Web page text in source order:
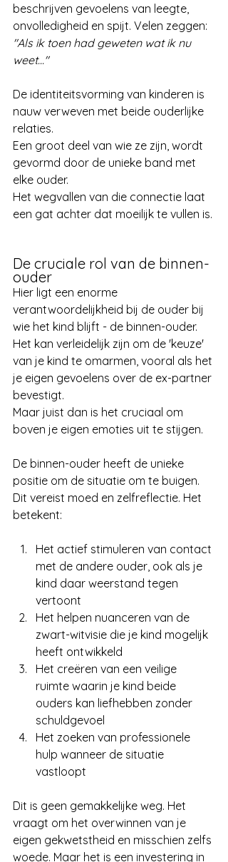
beschrijven gevoelens van leegte,
onvolledigheid en spijt. Velen zeggen:
"Als ik toen had geweten wat ik nu
weet..."
De identiteitsvorming van kinderen is
nauw verweven met beide ouderlijke
relaties.
Een groot deel van wie ze zijn, wordt
gevormd door de unieke band met
elke ouder.
Het wegvallen van die connectie laat
een gat achter dat moeilijk te vullen is.
De cruciale rol van de binnen-
ouder
Hier ligt een enorme
verantwoordelijkheid bij de ouder bij
wie het kind blijft - de binnen-ouder.
Het kan verleidelijk zijn om de 'keuze'
van je kind te omarmen, vooral als het
je eigen gevoelens over de ex-partner
bevestigt.
Maar juist dan is het cruciaal om
boven je eigen emoties uit te stijgen.
De binnen-ouder heeft de unieke
positie om de situatie om te buigen.
Dit vereist moed en zelfreflectie. Het
betekent:
Het actief stimuleren van contact
met de andere ouder, ook als je
kind daar weerstand tegen
vertoont
Het helpen nuanceren van de
zwart-witvisie die je kind mogelijk
heeft ontwikkeld
Het creëren van een veilige
ruimte waarin je kind beide
ouders kan liefhebben zonder
schuldgevoel
Het zoeken van professionele
hulp wanneer de situatie
vastloopt
Dit is geen gemakkelijke weg. Het
vraagt om het overwinnen van je
eigen gekwetstheid en misschien zelfs
woede. Maar het is een investering in